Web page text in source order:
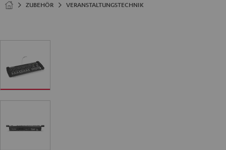
ZUBEHÖR VERANSTALTUNGSTECHNIK